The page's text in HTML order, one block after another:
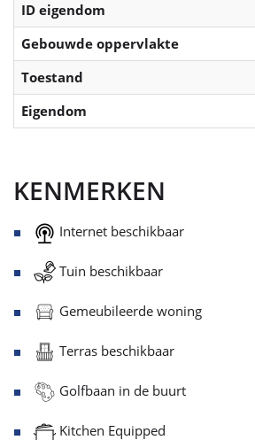
ID eigendom
Gebouwde oppervlakte
Toestand
Eigendom
KENMERKEN
Internet beschikbaar
Tuin beschikbaar
Gemeubileerde woning
Terras beschikbaar
Golfbaan in de buurt
Kitchen Equipped